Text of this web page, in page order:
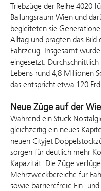
Triebzüge der Reihe 4020
Ballungsraum Wien und
begleiteten sie
Alltag und prägten das Bild
Fahrzeug. Insgesamt
eingesetzt.
Lebens rund 4,8 Millionen
das entspricht etwa 120
Neue Züge auf der
Während ein Stück
gleichzeitig ein neues
neuen Cityjet
sorgen für deutlich mehr
Kapazität. Die Züge
Mehrzweckbereiche für
sowie barrierefreie Ein-